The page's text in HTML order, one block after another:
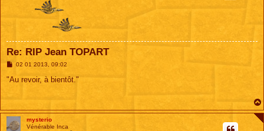
Re: RIP Jean TOPART
M
s
02 01 2013, 09:02
"Au revoir, à bientôt."
mysterio
Vénérable Inca